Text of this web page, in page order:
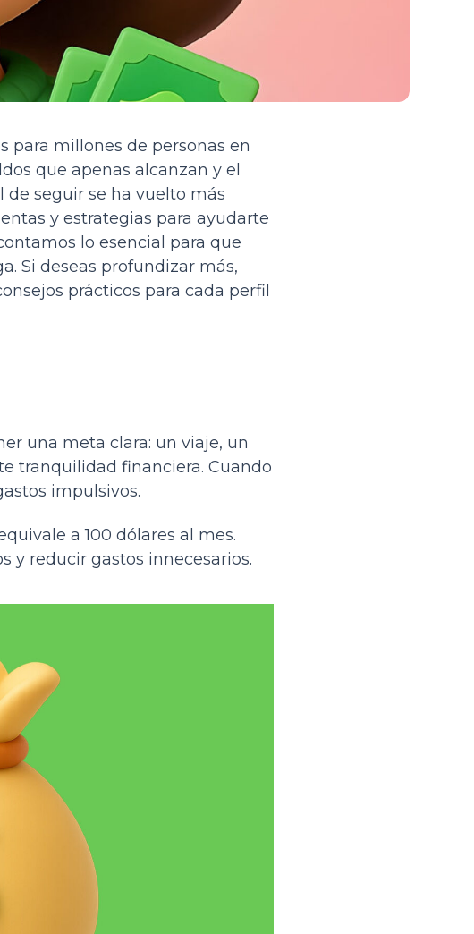
para millones de personas en
que apenas alcanzan y el
de seguir se ha vuelto más
y estrategias para ayudarte
lo esencial para que
Si deseas profundizar más,
prácticos para cada perfil
una meta clara: un viaje, un
tranquilidad financiera. Cuando
impulsivos.
a 100 dólares al mes.
y reducir gastos innecesarios.